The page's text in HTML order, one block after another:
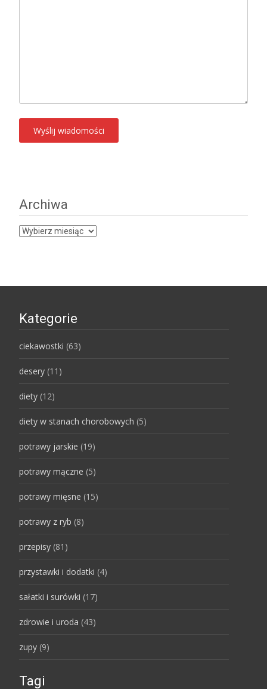
Archiwa
Archiwa
Kategorie
ciekawostki (63)
desery (11)
diety (12)
diety w stanach chorobowych (5)
potrawy jarskie (19)
potrawy mączne (5)
potrawy mięsne (15)
potrawy z ryb (8)
przepisy (81)
przystawki i dodatki (4)
sałatki i surówki (17)
zdrowie i uroda (43)
zupy (9)
Tagi